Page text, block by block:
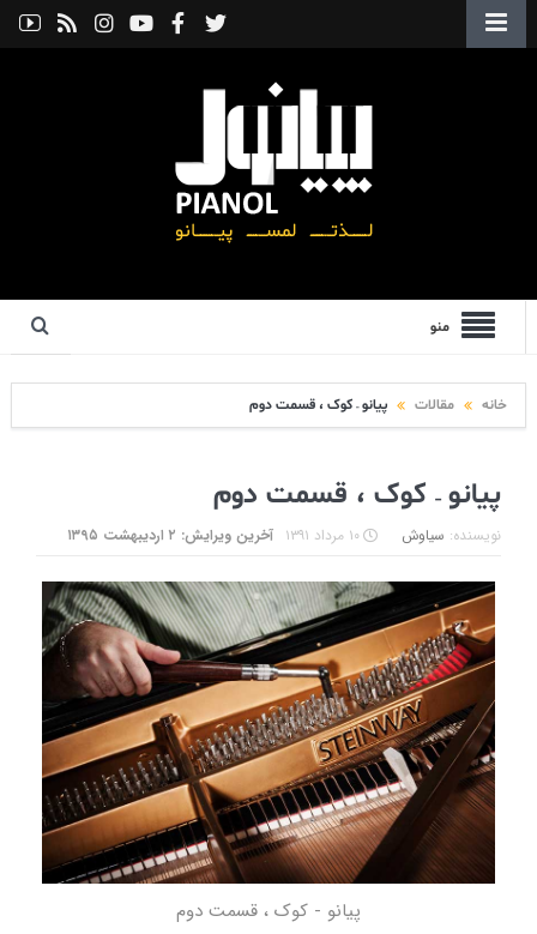
منو
خانه مقالات پیانو – کوک ، قسمت دوم
پیانو – کوک ، قسمت دوم
نویسنده: سیاوش ۱۰ مرداد ۱۳۹۱ آخرین ویرایش: ۲ اردیبهشت ۱۳۹۵
پیانو - کوک ، قسمت دوم